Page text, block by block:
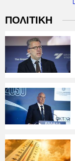
ΠΟΛΙΤΙΚΗ